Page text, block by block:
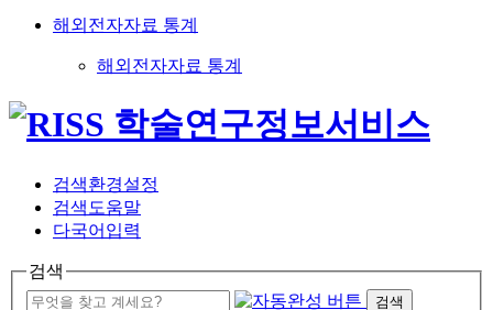
해외전자자료 통계
해외전자자료 통계
검색환경설정
검색도움말
다국어입력
검색
검색